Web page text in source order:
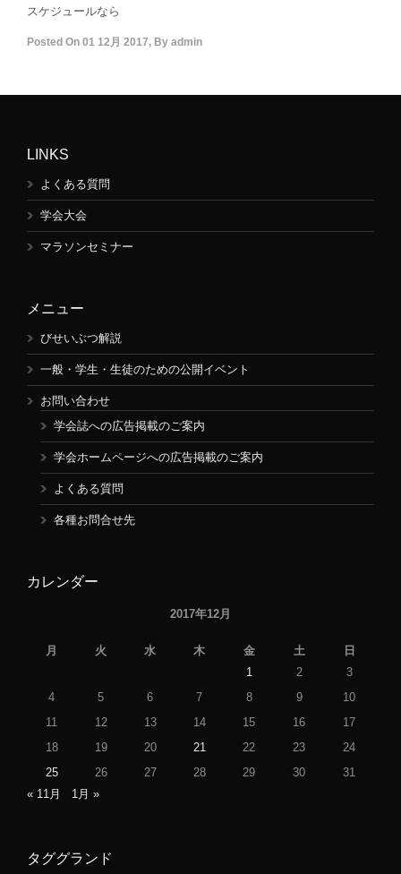
スケジュールなら
Posted On 01 12月 2017, By admin
LINKS
よくある質問
学会大会
マラソンセミナー
メニュー
びせいぶつ解説
一般・学生・生徒のための公開イベント
お問い合わせ
学会誌への広告掲載のご案内
学会ホームページへの広告掲載のご案内
よくある質問
各種お問合せ先
カレンダー
2017年12月
月 火 水 木 金 土
日
1
2
3
4
5 6 7 8 9
10
11
12 13 14 15 16
17
18
19 20 21 22 23
24
25
26 27 28 29 30
31
« 11月
1月 »
タググランド